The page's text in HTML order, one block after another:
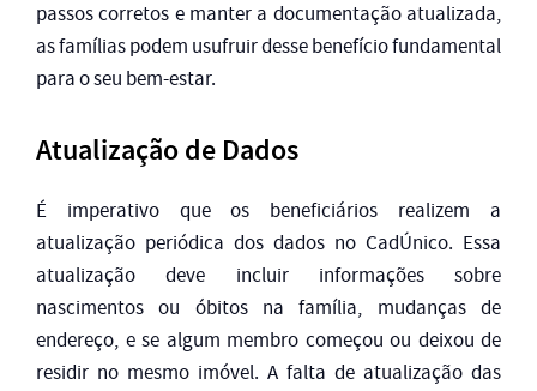
passos corretos e manter a documentação atualizada,
as famílias podem usufruir desse benefício fundamental
para o seu bem-estar.
Atualização de Dados
É imperativo que os beneficiários realizem a
atualização periódica dos dados no CadÚnico. Essa
atualização deve incluir informações sobre
nascimentos ou óbitos na família, mudanças de
endereço, e se algum membro começou ou deixou de
residir no mesmo imóvel. A falta de atualização das